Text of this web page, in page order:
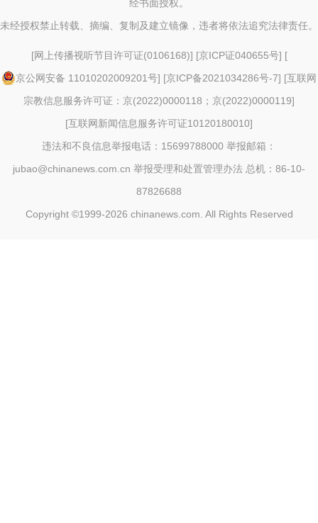
经书面授权。
未经授权禁止转载、摘编、复制及建立镜像，违者将依法追究法律责任。
[网上传播视听节目许可证(0106168)] [京ICP证040655号] [
京公网安备 11010202009201号] [京ICP备2021034286号-7] [互联网
宗教信息服务许可证：京(2022)0000118；京(2022)0000119]
[互联网新闻信息服务许可证10120180010]
违法和不良信息举报电话：15699788000 举报邮箱：
jubao@chinanews.com.cn 举报受理和处置管理办法 总机：86-10-
87826688
Copyright ©1999-2026 chinanews.com. All Rights Reserved